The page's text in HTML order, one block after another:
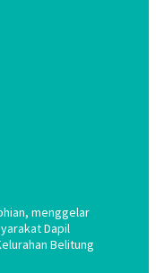
menggelar
Dapil
Belitung